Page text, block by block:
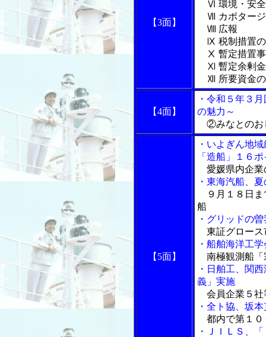
【3面】
Ⅵ 環境・安全
Ⅶ カボタージ
Ⅷ 広報
Ⅸ 税制措置の
Ⅹ 暫定措置事
Ⅺ 暫定余剰金
Ⅻ 所要資金の
【4面】
・令和５年３
の魅力～
②みなとのお
【5面】
・いよぎん地
「造船」１６
愛媛県内企業
・東海汽船、
９月１８日ま
船
・グリッドの
東証グロース
・船舶海洋工
南極観測船「
・日舶工、関
義」実施
会員企業５社
・全ト協、坂
都内で第１０
・ＪＩＬＳ、